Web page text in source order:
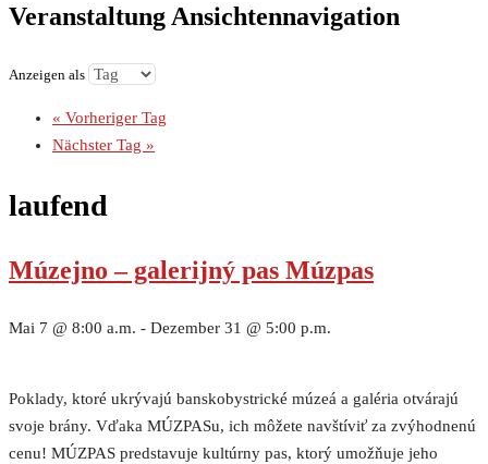
Veranstaltung Ansichtennavigation
Anzeigen als
« Vorheriger Tag
Nächster Tag »
laufend
Múzejno – galerijný pas Múzpas
Mai 7 @ 8:00 a.m. - Dezember 31 @ 5:00 p.m.
Poklady, ktoré ukrývajú banskobystrické múzeá a galéria otvárajú
svoje brány. Vďaka MÚZPASu, ich môžete navštíviť za zvýhodnenú
cenu! MÚZPAS predstavuje kultúrny pas, ktorý umožňuje jeho